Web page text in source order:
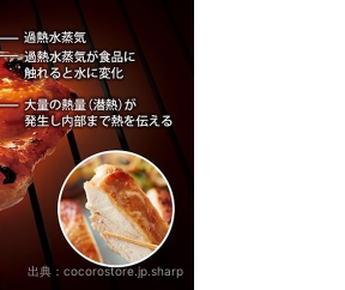
出典： cocorostore.jp.sharp